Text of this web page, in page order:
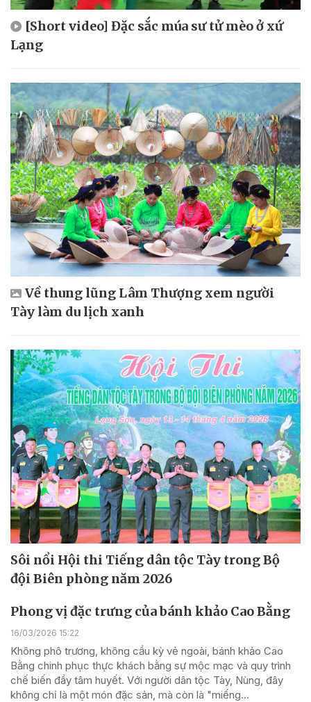
[Short video] Đặc sắc múa sư tử mèo ở xứ
Lạng
Về thung lũng Lâm Thượng xem người
Tày làm du lịch xanh
Sôi nổi Hội thi Tiếng dân tộc Tày trong Bộ
đội Biên phòng năm 2026
Phong vị đặc trưng của bánh khảo Cao Bằng
16/03/2026 15:22
Không phô trương, không cầu kỳ vẻ ngoài, bánh khảo Cao
Bằng chinh phục thực khách bằng sự mộc mạc và quy trình
chế biến đầy tâm huyết. Với người dân tộc Tày, Nùng, đây
không chỉ là một món đặc sản, mà còn là "miếng...